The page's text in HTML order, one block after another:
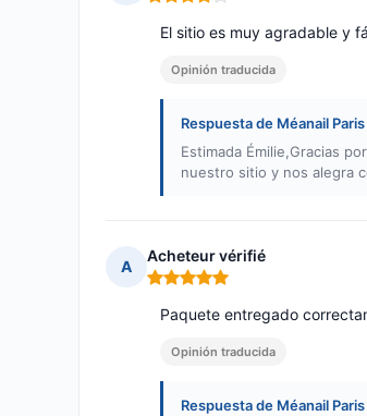
Nota: 4 de 5
El sitio es muy agradable y
Opinión traducida
Respuesta de Méanail Paris
Estimada Émilie,Gracias
nuestro sitio y nos alegra
A
Acheteur vérifié
Nota: 5 de 5
Paquete entregado
Opinión traducida
Respuesta de Méanail Paris